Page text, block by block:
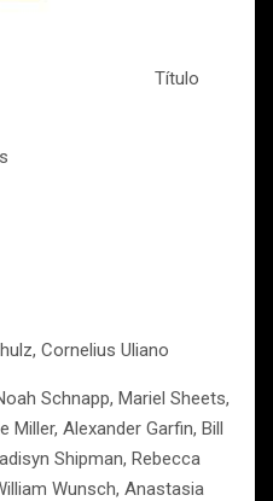
Título
Cornelius Uliano
Schnapp, Mariel Sheets,
Miller, Alexander Garfin, Bill
Shipman, Rebecca
Wunsch, Anastasia